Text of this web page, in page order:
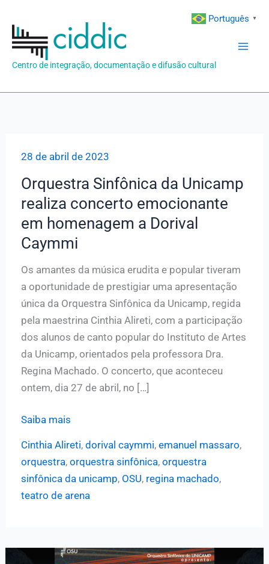
para
conteúdo
Centro de integração, documentação e difusão cultural
28 de abril de 2023
Orquestra Sinfônica da Unicamp
realiza concerto emocionante
em homenagem a Dorival
Caymmi
Os amantes da música erudita e popular tiveram
a oportunidade de prestigiar uma apresentação
única da Orquestra Sinfônica da Unicamp, regida
pela maestrina Cinthia Alireti, com a participação
dos alunos de canto popular do Instituto de Artes
da Unicamp, orientados pela professora Dra.
Regina Machado. O concerto, que aconteceu
ontem, dia 27 de abril, no […]
Orquestra
Unicamp
homenagem
Saiba mais
Cinthia Alireti, dorival caymmi, emanuel massaro,
orquestra, orquestra sinfônica, orquestra
sinfônica da unicamp, OSU, regina machado,
teatro de arena
Português ▼